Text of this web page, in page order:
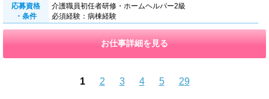
応募資格
・条件
介護職員初任者研修・ホームヘルパー2級
必須経験：病棟経験
お仕事詳細を見る
1 2 3 4 5 29